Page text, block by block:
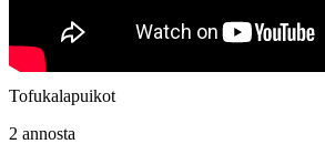
Tofukalapuikot
2 annosta